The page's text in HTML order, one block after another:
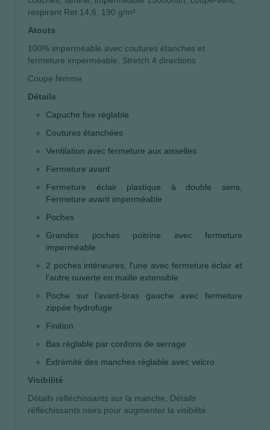
respirant Ret 14,6, 190 g/m²
Atouts
100% imperméable avec coutures étanches et
fermeture imperméable, Stretch 4 directions
Coupe femme
Détails
Capuche fixe réglable
Coutures étanchées
Ventilation avec fermeture aux aisselles
Fermeture avant
Fermeture éclair plastique à double sens,
Fermeture avant imperméable
Poches
Grandes poches poitrine avec fermeture
imperméable
2 poches intérieures, l'une avec fermeture éclair et
l'autre ouverte en maille extensible
Poche sur l'avant-bras gauche avec fermeture
zippée hydrofuge
Finition
Bas réglable par cordons de serrage
Extrémité des manches réglable avec velcro
Visibilité
Détails réfléchissants sur la manche, Détails
réfléchissants noirs pour augmenter la visibilité